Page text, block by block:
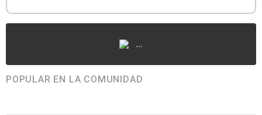
...
POPULAR EN LA COMUNIDAD